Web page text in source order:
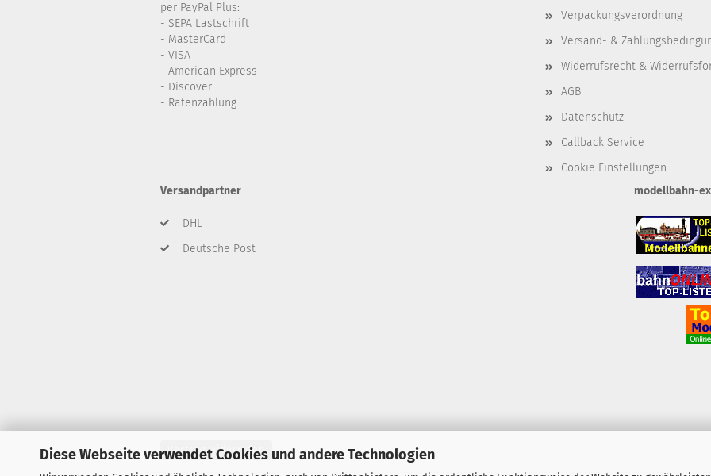
Diese Webseite verwendet Cookies und andere Technologien
per PayPal Plus:
- SEPA Lastschrift
- MasterCard
- VISA
- American Express
- Discover
- Ratenzahlung
Verpackungsverordnung
Versand- &
Widerrufsrecht &
AGB
Datenschutz
Callback Service
Cookie Einstellungen
Versandpartner
DHL
Deutsche Post
modellbahn-
Vertrag widerrufen